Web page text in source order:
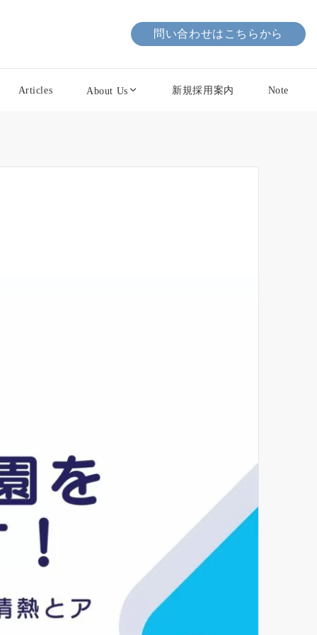
問い合わせはこちらから
Articles About Us 新規採用案内 Note